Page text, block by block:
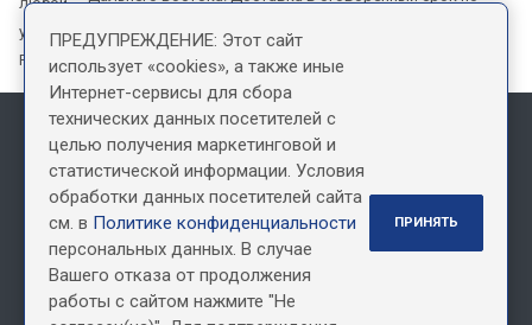
Информация, размещенная на сайте, не является офертой
Наши контакты
Пн. – Пт.: с 9:00 до 18:00
+7 (495) 150 72 22 +7 (800) 500 49 69
ПРЕДУПРЕЖДЕНИЕ: Этот сайт
использует «cookies», а также иные
Интернет-сервисы для сбора
технических данных посетителей с
целью получения маркетинговой и
статистической информации. Условия
обработки данных посетителей сайта
см. в Политике конфиденциальности
персональных данных. В случае
Вашего отказа от продолжения
работы с сайтом нажмите "Не
ПРИНЯТЬ